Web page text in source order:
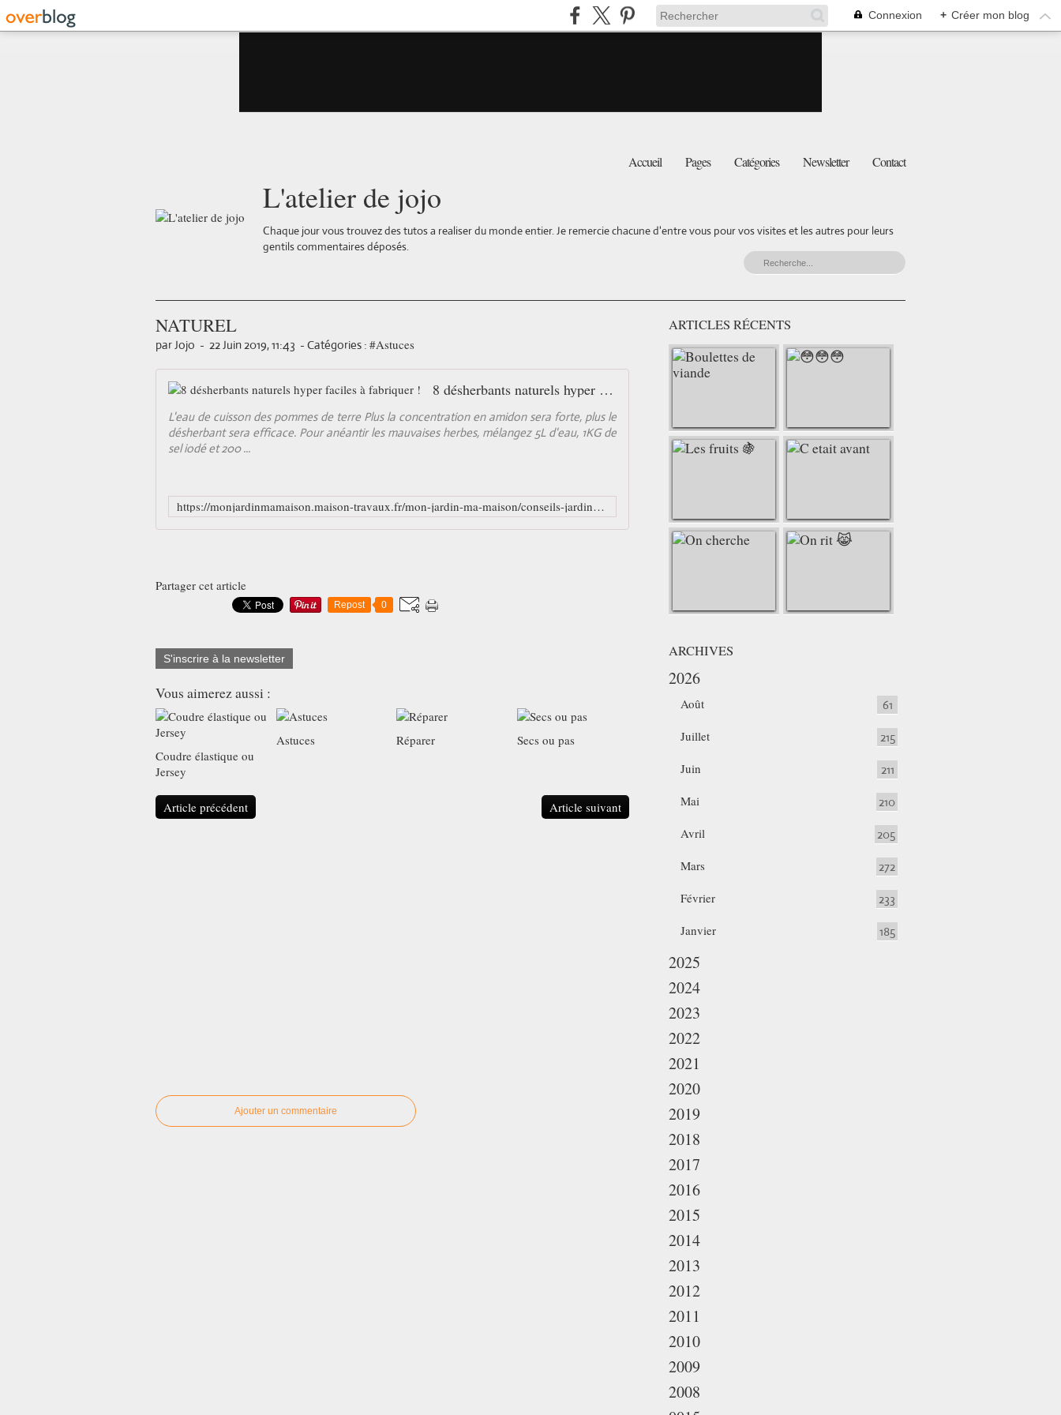
Connexion + Créer mon blog
Accueil Pages Catégories Newsletter Contact
L'atelier de jojo
Chaque jour vous trouvez des tutos a realiser du monde entier. Je remercie chacune d'entre vous pour vos visites et les autres pour leurs
gentils commentaires déposés.
NATUREL
par Jojo - 22 Juin 2019, 11:43 - Catégories : #Astuces
8 désherbants naturels hyper faciles à fabriquer !
L'eau de cuisson des pommes de terre Plus la concentration en amidon sera forte, plus le
désherbant sera efficace. Pour anéantir les mauvaises herbes, mélangez 5L d'eau, 1KG de
sel iodé et 200 ...
https://monjardinmamaison.maison-travaux.fr/mon-jardin-ma-maison/conseils-jardinage/8-idees-de-desherbants-naturels-116523.html
Partager cet article
Repost 0
S'inscrire à la newsletter
Vous aimerez aussi :
Coudre élastique ou
Jersey
Astuces Réparer Secs ou pas
Article précédent Article suivant
Ajouter un commentaire
ARTICLES RÉCENTS
ARCHIVES
2026
Août 61
Juillet 215
Juin 211
Mai 210
Avril 205
Mars 272
Février 233
Janvier 185
2025
2024
2023
2022
2021
2020
2019
2018
2017
2016
2015
2014
2013
2012
2011
2010
2009
2008